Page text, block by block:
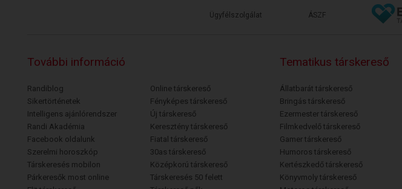
Ügyfélszolgálat ÁSZF
További információ
Randiblog
Sikertörténetek
Intelligens ajánlórendszer
Randi Akadémia
Facebook oldalunk
Szerelmi horoszkóp
Társkeresés mobilon
Párkeresők most online
Online társkereső
Fényképes társkereső
Új társkereső
Keresztény társkereső
Fiatal társkereső
30as társkereső
Középkorú társkereső
Társkeresés 50 felett
Tematikus társkereső
Állatbarát társkereső
Bringás társkereső
Ezermester társkereső
Filmkedvelő társkereső
Gamer társkereső
Humoros társkereső
Kertészkedő társkereső
Könyvmoly társkereső